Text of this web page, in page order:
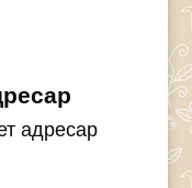
адресар